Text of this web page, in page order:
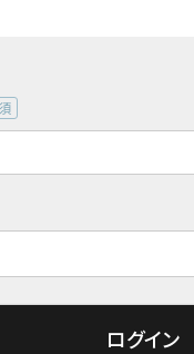
ログイン